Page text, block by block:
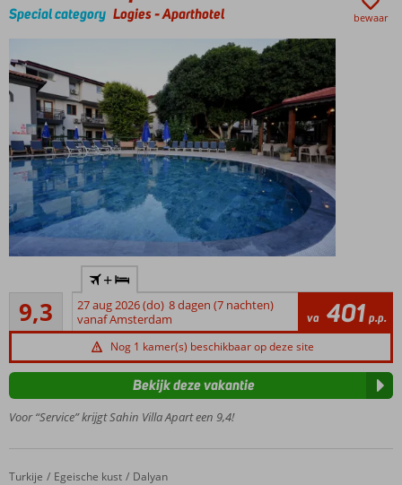
Special category Logies-Aparthotel bewaar
Gemoedelijke,
kleinschalige
accommodatie
Rustig
centrum
van Dalyan
op
loopafstand
bad &
sauna
9,3Uitstekend
7
beoordelingen
+
27 aug 2026 (do) 8 dagen (7 nachten)
vanaf Amsterdam
va 401 p.p.
Nog 1 kamer(s) beschikbaar op deze site
Voor “Service” krijgt Sahin Villa Apart een 9,4!
Bekijk deze vakantie
Home
Turkije Egeische kust Dalyan
Binlik Hotel